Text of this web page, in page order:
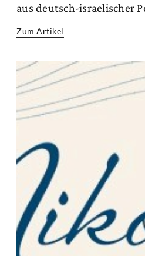
aus deutsch-israelischer
Zum Artikel